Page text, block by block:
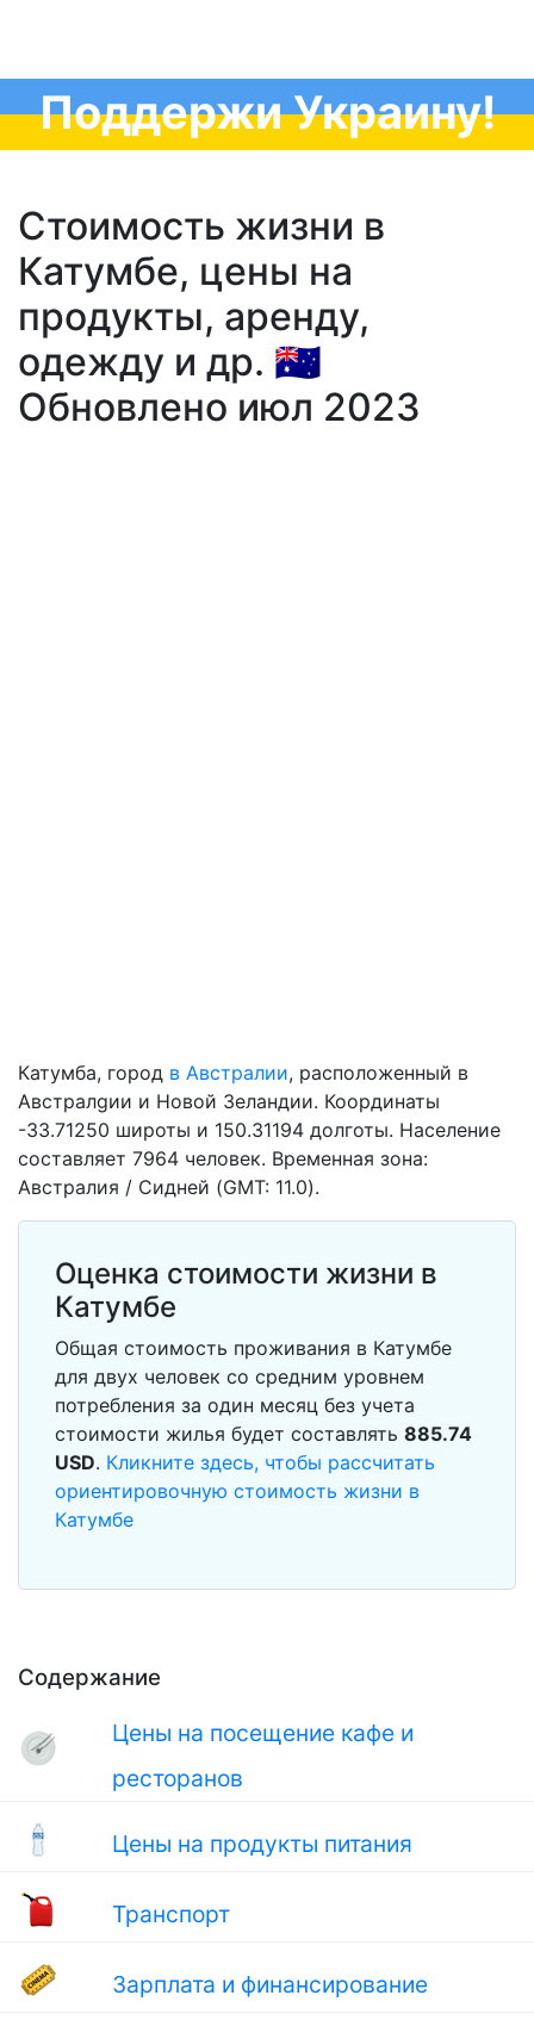
Поддержи Украину!
Стоимость жизни в
Катумбе, цены на
продукты, аренду,
одежду и др. 🇦🇺
Обновлено июл 2023
Содержание
Цены на посещение кафе и
ресторанов
Цены на продукты питания
Транспорт
Зарплата и финансирование
Катумба, город в Австралии, расположенный в
Австралgии и Новой Зеландии. Координаты
-33.71250 широты и 150.31194 долготы. Население
составляет 7964 человек. Временная зона:
Австралия / Сидней (GMT: 11.0).
Оценка стоимости жизни в
Катумбе
Общая стоимость проживания в Катумбе
для двух человек со средним уровнем
потребления за один месяц без учета
стоимости жилья будет составлять 885.74
USD. Кликните здесь, чтобы рассчитать
ориентировочную стоимость жизни в
Катумбе